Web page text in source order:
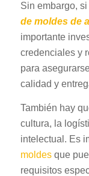
Sin embargo,
de moldes de
importante
credenciales y
para
calidad y
También hay
cultura, la
intelectual. Es
moldesque
requisitos